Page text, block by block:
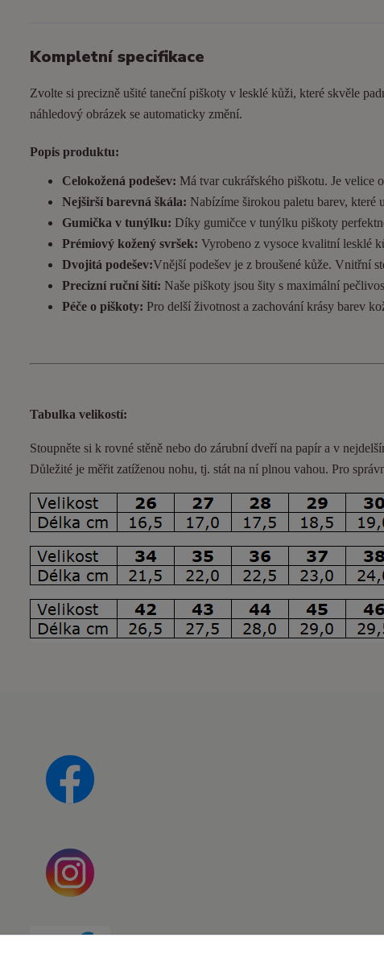
Kompletní specifikace
Zvolte si precizně ušité taneční piškoty v lesklé kůži, které skvěle
náhledový obrázek se automaticky změní.
Popis produktu:
Celokožená podešev: Má tvar cukrářského piškotu. Je velice
Nejširší barevná škála: Nabízíme širokou paletu barev, které
Gumička v tunýlku: Díky gumičce v tunýlku piškoty
Prémiový kožený svršek: Vyrobeno z vysoce kvalitní lesklé
Dvojitá podešev:Vnější podešev je z broušené kůže. Vnitřní
Precizní ruční šití: Naše piškoty jsou šity s maximální
Péče o piškoty: Pro delší životnost a zachování krásy barev
Tabulka velikostí:
Stoupněte si k rovné stěně nebo do zárubní dveří na papír a v
Důležité je měřit zatíženou nohu, tj. stát na ní plnou vahou. Pro